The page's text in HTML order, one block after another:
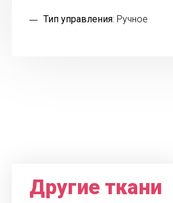
Тип управления: Ручное
Другие ткани